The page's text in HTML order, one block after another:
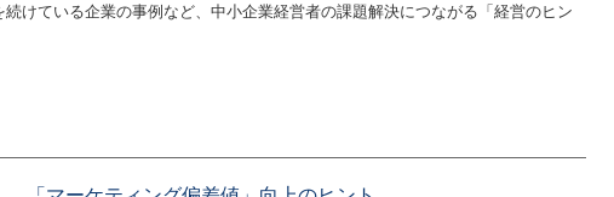
けている企業の事例など、中小企業経営者の課題解決につながる「経営のヒン